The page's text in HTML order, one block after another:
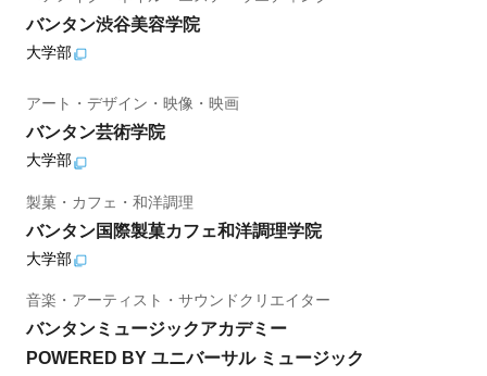
バンタン渋谷美容学院
大学部
アート・デザイン・映像・映画
バンタン芸術学院
大学部
製菓・カフェ・和洋調理
バンタン国際製菓カフェ和洋調理学院
大学部
音楽・アーティスト・サウンドクリエイター
バンタンミュージックアカデミー
POWERED BY ユニバーサル ミュージック